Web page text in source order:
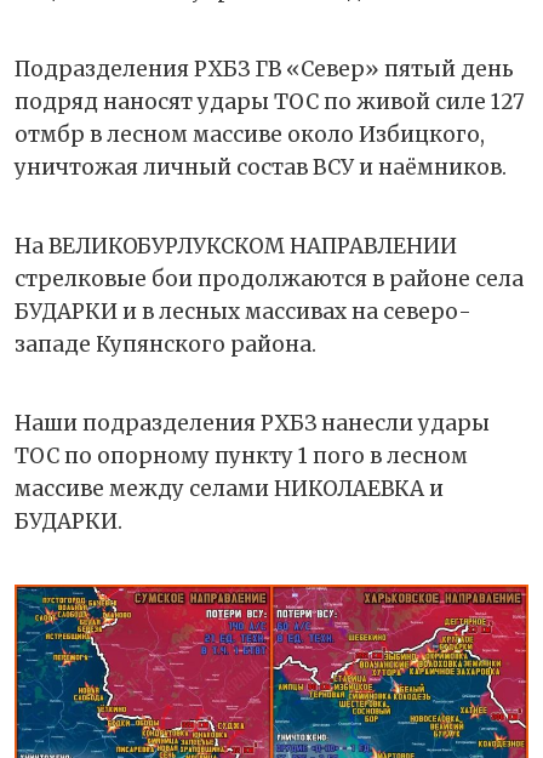
Подразделения РХБЗ ГВ «Север» пятый день
подряд наносят удары ТОС по живой силе 127
отмбр в лесном массиве около Избицкого,
уничтожая личный состав ВСУ и наёмников.
На ВЕЛИКОБУРЛУКСКОМ НАПРАВЛЕНИИ
стрелковые бои продолжаются в районе села
БУДАРКИ и в лесных массивах на северо-
западе Купянского района.
Наши подразделения РХБЗ нанесли удары
ТОС по опорному пункту 1 пого в лесном
массиве между селами НИКОЛАЕВКА и
БУДАРКИ.